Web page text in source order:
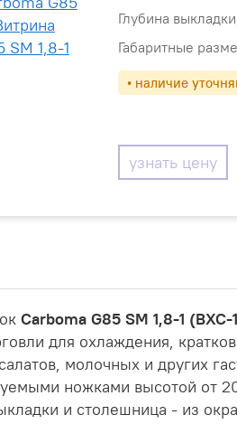
Глубина
Габаритные
• наличие
узнать цену
Carboma G85 SM 1,8-1
для охлаждения,
молочных и других
ножками высотой от
и столешница - из